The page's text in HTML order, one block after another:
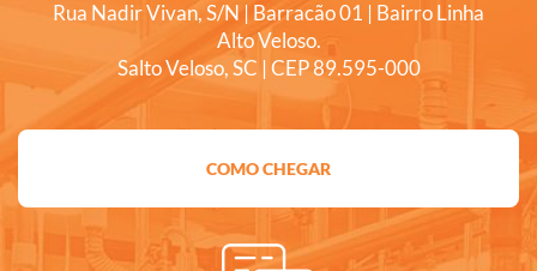
Rua Nadir Vivan, S/N | Barracão 01 | Bairro Linha
Alto Veloso.
Salto Veloso, SC | CEP 89.595-000
COMO CHEGAR